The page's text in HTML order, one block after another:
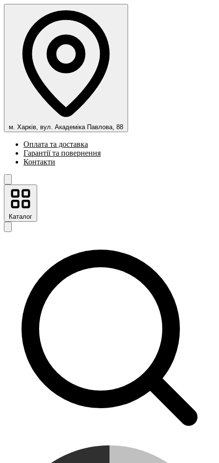
м. Харків, вул. Академіка Павлова, 88
Оплата та доставка
Гарантії та повернення
Контакти
Каталог